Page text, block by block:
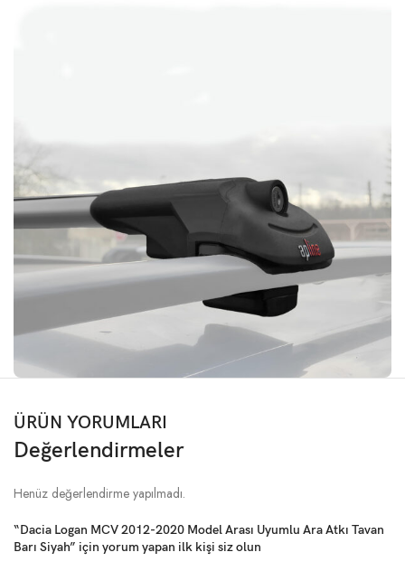
ÜRÜN YORUMLARI
Değerlendirmeler
Henüz değerlendirme yapılmadı.
“Dacia Logan MCV 2012-2020 Model Arası Uyumlu Ara Atkı Tavan
Barı Siyah” için yorum yapan ilk kişi siz olun